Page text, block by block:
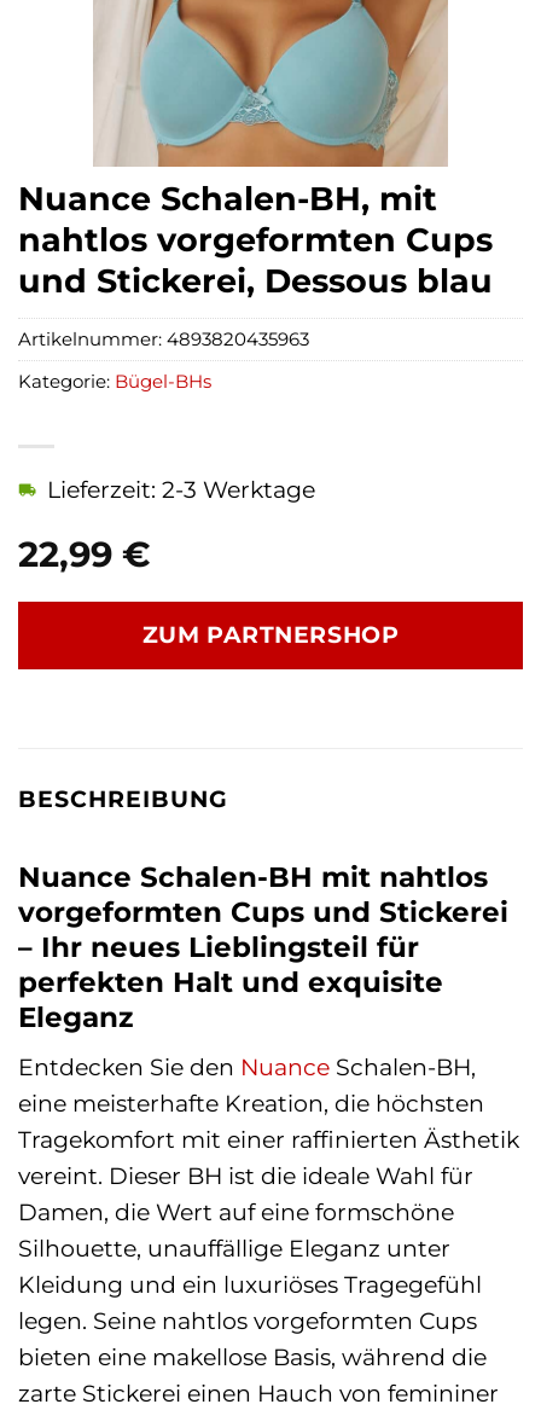
Nuance Schalen-BH, mit
nahtlos vorgeformten Cups
und Stickerei, Dessous blau
22,99 €
Lieferzeit: 2-3 Werktage
ZUM PARTNERSHOP
Artikelnummer: 4893820435963
Kategorie: Bügel-BHs
BESCHREIBUNG
Nuance Schalen-BH mit nahtlos
vorgeformten Cups und Stickerei
– Ihr neues Lieblingsteil für
perfekten Halt und exquisite
Eleganz
Entdecken Sie den Nuance Schalen-BH,
eine meisterhafte Kreation, die höchsten
Tragekomfort mit einer raffinierten Ästhetik
vereint. Dieser BH ist die ideale Wahl für
Damen, die Wert auf eine formschöne
Silhouette, unauffällige Eleganz unter
Kleidung und ein luxuriöses Tragegefühl
legen. Seine nahtlos vorgeformten Cups
bieten eine makellose Basis, während die
zarte Stickerei einen Hauch von femininer